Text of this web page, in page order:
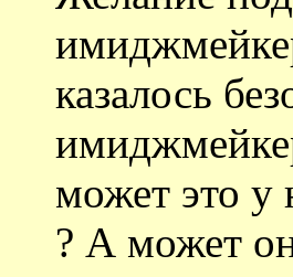
казалось
может это у
? А может